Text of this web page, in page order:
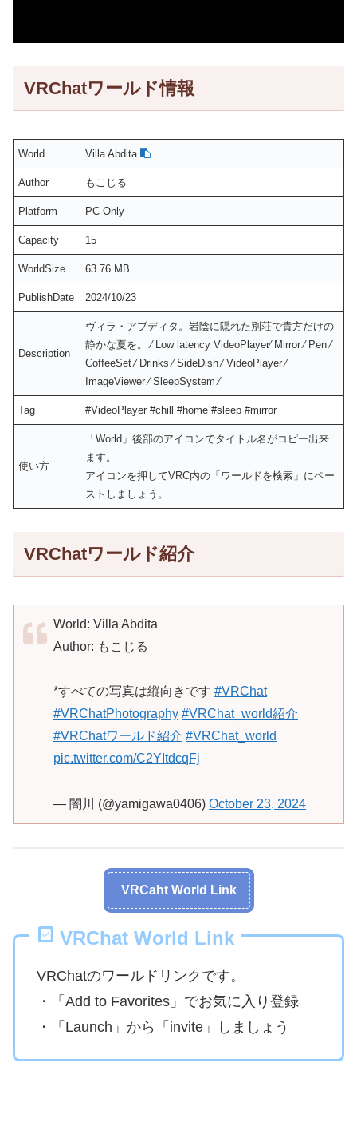
VRChatワールド情報
World Villa Abdita
Author もこじる
Platform PC Only
Capacity 15
WorldSize 63.76 MB
PublishDate 2024/10/23
Description
ヴィラ・アブディタ。岩陰に隠れた別荘で貴方だけの
静かな夏を。 ⁄ Low latency VideoPlayer⁄ Mirror ⁄ Pen ⁄
CoffeeSet ⁄ Drinks ⁄ SideDish ⁄ VideoPlayer ⁄
ImageViewer ⁄ SleepSystem ⁄
Tag #VideoPlayer #chill #home #sleep #mirror
使い方
「World」後部のアイコンでタイトル名がコピー出来
ます。
アイコンを押してVRC内の「ワールドを検索」にペー
ストしましょう。
VRChatワールド紹介
World: Villa Abdita
Author: もこじる
*すべての写真は縦向きです #VRChat
#VRChatPhotography #VRChat_world紹介
#VRChatワールド紹介 #VRChat_world
pic.twitter.com/C2YItdcqFj
— 闇川 (@yamigawa0406) October 23, 2024
VRCaht World Link
VRChat World Link
VRChatのワールドリンクです。
・「Add to Favorites」でお気に入り登録
・「Launch」から「invite」しましょう